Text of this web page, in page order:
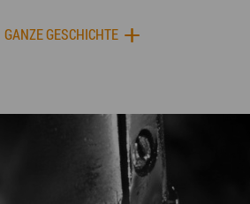
GANZE GESCHICHTE